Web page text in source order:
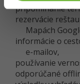
pripomínanie
rezervácie
Mapách
informácie o
e-mailov,
používanie
odporúčané